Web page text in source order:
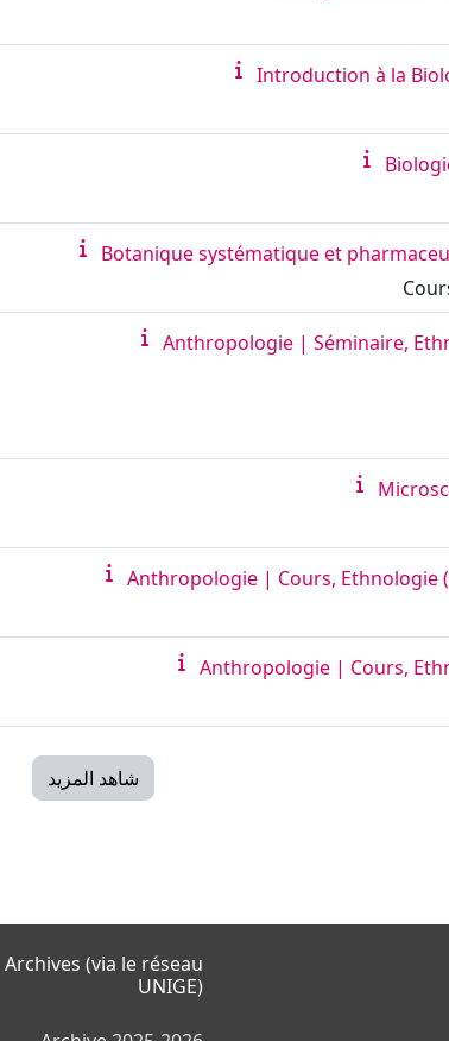
Introduction à la
Botanique systématique et
شاهد المزيد
Archives (via le réseau
UNIGE)